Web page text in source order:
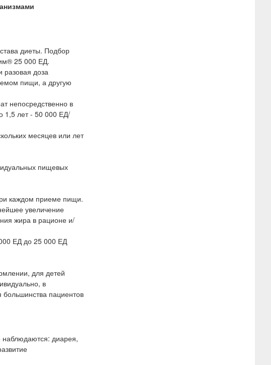
диеты. Подбор
25 000 ЕД.
разовая доза
пищи, а другую
непосредственно в
1,5 лет - 50 000 ЕД/
месяцев или лет
пищевых
каждом приеме пищи.
увеличение
жира в рационе и/
ЕД до 25 000 ЕД
для детей
в
большинства пациентов
наблюдаются: диарея,